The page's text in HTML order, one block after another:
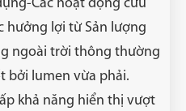
Các hoạt động cứu
hưởng lợi từ Sản lượng
ngoài trời thông thường
bởi lumen vừa phải.
khả năng hiển thị vượt